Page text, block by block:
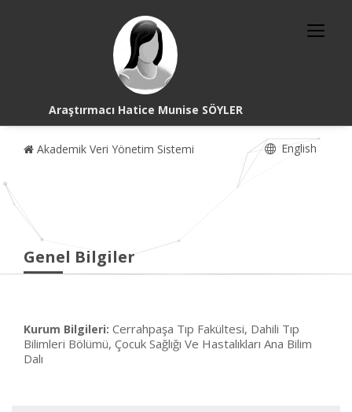
Araştırmacı Hatice Munise SÖYLER
Akademik Veri Yönetim Sistemi English
Genel Bilgiler
Kurum Bilgileri: Cerrahpaşa Tıp Fakültesi, Dahili Tıp
Bilimleri Bölümü, Çocuk Sağlığı Ve Hastalıkları Ana Bilim
Dalı